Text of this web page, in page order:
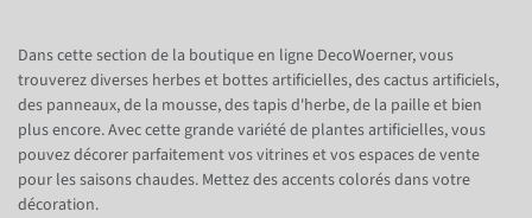
Dans cette section de la boutique en ligne DecoWoerner, vous
trouverez diverses herbes et bottes artificielles, des cactus artificiels,
des panneaux, de la mousse, des tapis d'herbe, de la paille et bien
plus encore. Avec cette grande variété de plantes artificielles, vous
pouvez décorer parfaitement vos vitrines et vos espaces de vente
pour les saisons chaudes. Mettez des accents colorés dans votre
décoration.